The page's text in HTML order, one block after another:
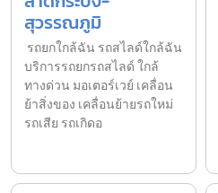
สุวรรณภูมิ
รถยกใกล้ฉัน รถสไลด์ใกล้ฉัน
บริการรถยกรถสไลด์ ใกล้
ทางด่วน มอเตอร์เวย์ เคลื่อน
ย้าสิ่งของ เคลื่อนย้ายรถใหม่
รถเสีย รถเกิดอ